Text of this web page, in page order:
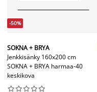
-50%
SOKNA + BRYA
Jenkkisänky 160x200 cm
SOKNA + BRYA harmaa-40
keskikova





